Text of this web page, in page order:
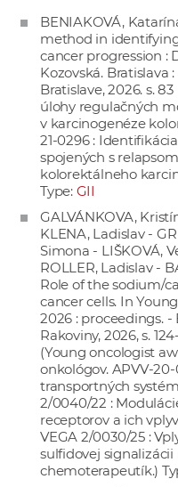
BENIAKOVÁ,
method in
cancer progression :
Kozovská. Bratislava
Bratislave, 2026. s.
úlohy regulačných
v karcinogenéze
21-0296 :
spojených s
kolorektálneho
Type: GII
GALVÁNKOVA,
KLENA, Ladislav -
Simona - LIŠKOVÁ,
ROLLER, Ladislav -
Role of the sodium/
cancer cells. In
2026 : proceedings. -
Rakoviny, 2026, s.
(Young oncologist
onkológov. APVV-
transportných
2/0040/22 :
receptorov a ich
VEGA 2/0030/25 :
sulfidovej
chemoterapeutík.)